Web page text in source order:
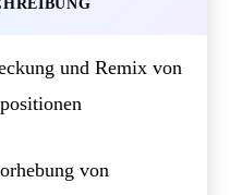
und Remix von
von